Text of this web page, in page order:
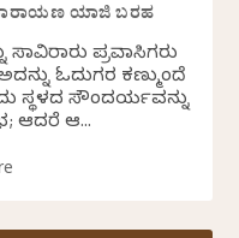
ಯಾಜಿ ಬರಹ
ಪ್ರವಾಸಿಗರು
ಓದುಗರ ಕಣ್ಮುಂದೆ
ಸ್ಥಳದ ಸೌಂದರ್ಯವನ್ನು
ಆದರೆ ಆ...